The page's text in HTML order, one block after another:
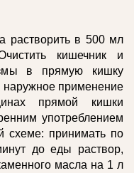
растворить в 500 мл
кишечник и
в прямую кишку
наружное применение
прямой кишки
употреблением
схеме: принимать по
до еды раствор,
масла на 1 л